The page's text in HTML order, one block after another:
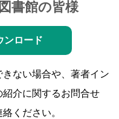
書館の皆様
ンロード
ない場合や、著者イン
介に関するお問合せ
ください。